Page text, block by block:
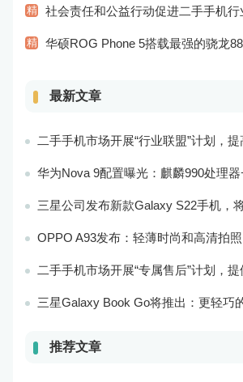
精 社会责任和公益行动促进二手手机行业的
精 华硕ROG Phone 5搭载最强的骁龙888处
最新文章
二手手机市场开展“行业联盟”计划，提高行
华为Nova 9配置曝光：麒麟990处理器
三星公司发布新款Galaxy S22手机，将搭载最新的Exynos
OPPO A93发布：轻薄时尚和高清拍照，让你拥有更加美好的手
二手手机市场开展“专属售后”计划，提供更好的
三星Galaxy Book Go将推出：更轻巧的设计和更好的电池
推荐文章